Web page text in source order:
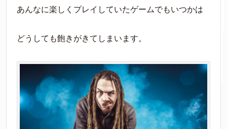
あんなに楽しくプレイしていたゲームでもいつかは
どうしても飽きがきてしまいます。